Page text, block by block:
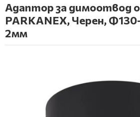
Адаптор за димоотвод
PARKANEX, Черен,
2мм